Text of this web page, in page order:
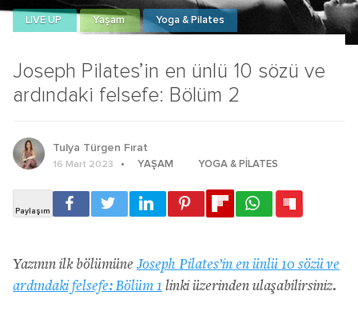
Joseph Pilates’in en ünlü 10 sözü ve
ardındaki felsefe: Bölüm 2
LIVE UP Yaşam Yoga & Pilates
Tulya Türgen Fırat
16 Mart 2023 YAŞAM YOGA & PILATES
Yazının ilk bölümüne Joseph Pilates’in en ünlü 10 sözü ve
ardındaki felsefe: Bölüm 1 linki üzerinden ulaşabilirsiniz.